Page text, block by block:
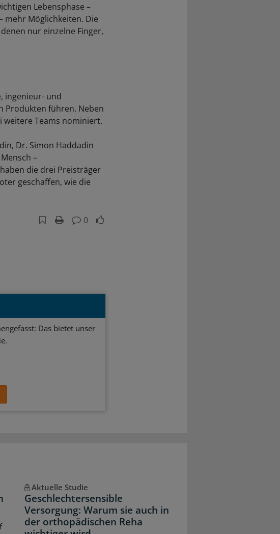
Lebensphase –
Möglichkeiten. Die
nur einzelne Finger,
ingenieur- und
Produkten führen. Neben
weitere Teams nominiert.
Dr. Simon Haddadin
–
die drei Preisträger
geschaffen, wie die
0
Das bietet unser
Aktuelle Studie
Geschlechtersensible
Versorgung: Warum sie auch in
der orthopädischen Reha